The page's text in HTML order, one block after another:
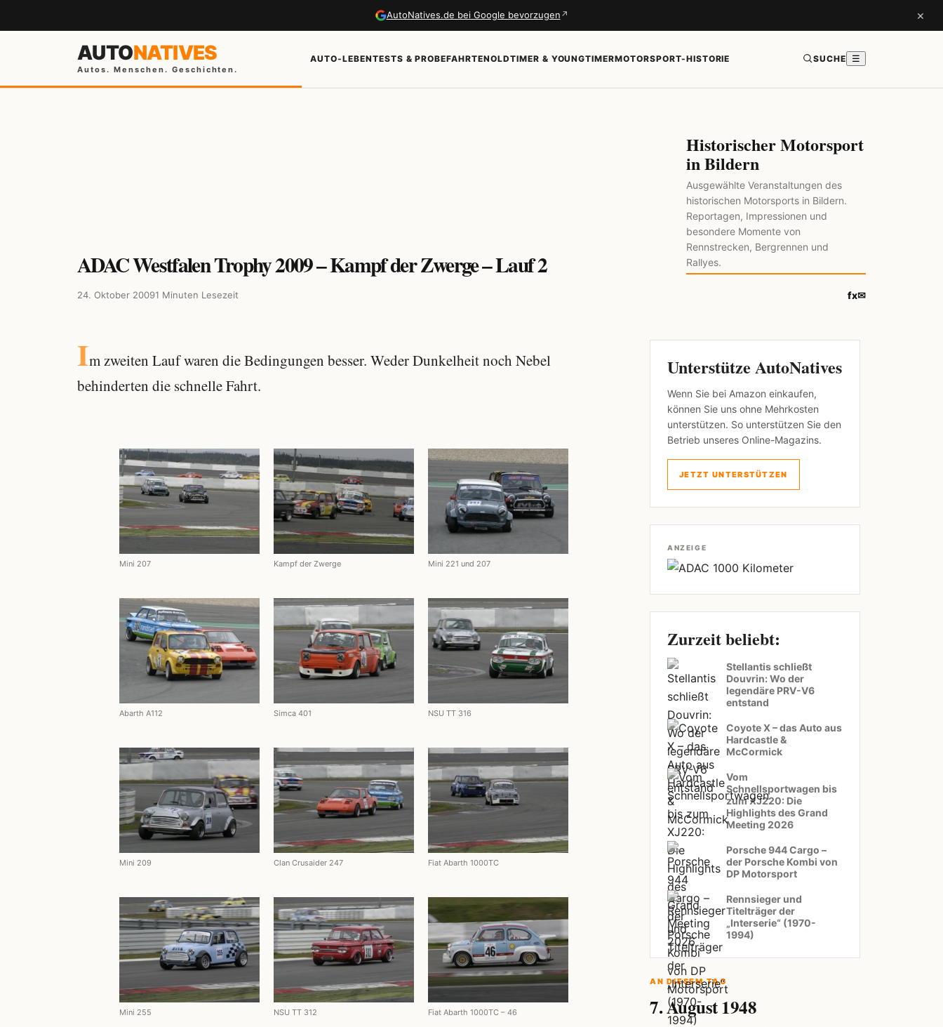
AutoNatives.de bei Google bevorzugen ↗ ×
AUTONATIVES
Autos. Menschen. Geschichten.
AUTO-LEBENTESTS & PROBEFAHRTENOLDTIMER & YOUNGTIMERMOTORSPORT-HISTORIE SUCHE ☰
ADAC Westfalen Trophy 2009 – Kampf der Zwerge – Lauf 2
Historischer Motorsport
in Bildern
Ausgewählte Veranstaltungen des
historischen Motorsports in Bildern.
Reportagen, Impressionen und
besondere Momente von
Rennstrecken, Bergrennen und
Rallyes.
24. Oktober 20091 Minuten Lesezeit fx✉
Im zweiten Lauf waren die Bedingungen besser. Weder Dunkelheit noch Nebel
behinderten die schnelle Fahrt.
Mini 207 Kampf der Zwerge Mini 221 und 207
Abarth A112 Simca 401 NSU TT 316
Mini 209 Clan Crusaider 247 Fiat Abarth 1000TC
Mini 255 NSU TT 312 Fiat Abarth 1000TC – 46
Unterstütze AutoNatives
Wenn Sie bei Amazon einkaufen,
können Sie uns ohne Mehrkosten
unterstützen. So unterstützen Sie den
Betrieb unseres Online-Magazins.
JETZT UNTERSTÜTZEN
ANZEIGE
Zurzeit beliebt:
Stellantis schließt
Douvrin: Wo der
legendäre PRV-V6
entstand
Coyote X – das Auto aus
Hardcastle &
McCormick
Vom
Schnellsportwagen bis
zum XJ220: Die
Highlights des Grand
Meeting 2026
Porsche 944 Cargo –
der Porsche Kombi von
DP Motorsport
Rennsieger und
Titelträger der
„Interserie“ (1970-
1994)
AN DIESEM TAG
7. August 1948